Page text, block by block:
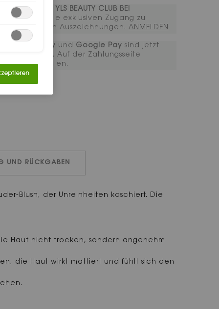
TRETE DEM YLS BEAUTY CLUB BEI​
Erhalten Sie exklusiven Zugang zu
ikonischen Auszeichnungen.​ ​ ANMELDEN​​​​
Apple Pay und Google Pay sind jetzt
verfügbar. Auf der Zahlungsseite
auszuwählen.
UND RÜCKGABEN
Blush, der Unreinheiten kaschiert. Die
Haut nicht trocken, sondern angenehm
die Haut wirkt mattiert und fühlt sich den